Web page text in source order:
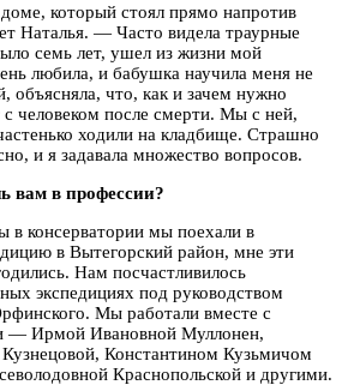
который стоял прямо напротив
Наталья. — Часто видела траурные
семь лет, ушел из жизни мой
любила, и бабушка научила меня не
объясняла, что, как и зачем нужно
с человеком после смерти. Мы с ней,
ходили на кладбище. Страшно
и я задавала множество вопросов.
вам в профессии?
в консерватории мы поехали в
в Вытегорский район, мне эти
Нам посчастливилось
экспедициях под руководством
Мы работали вместе с
— Ирмой Ивановной Муллонен,
Константином Кузьмичом
Краснопольской и другими.